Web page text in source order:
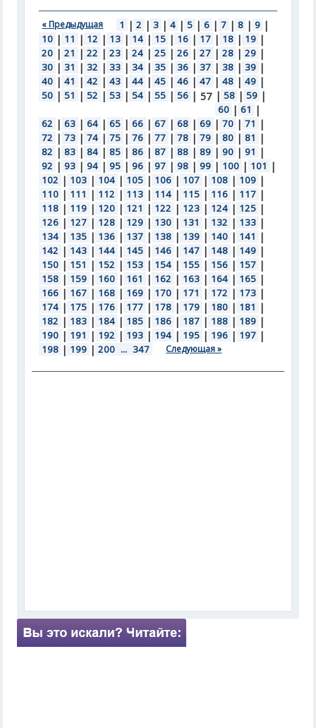
« Предыдущая 1 | 2 | 3 | 4 | 5 | 6 | 7 | 8 | 9 |
10 | 11 | 12 | 13 | 14 | 15 | 16 | 17 | 18 | 19 |
20 | 21 | 22 | 23 | 24 | 25 | 26 | 27 | 28 | 29 |
30 | 31 | 32 | 33 | 34 | 35 | 36 | 37 | 38 | 39 |
40 | 41 | 42 | 43 | 44 | 45 | 46 | 47 | 48 | 49 |
50 | 51 | 52 | 53 | 54 | 55 | 56 | 57 | 58 | 59 |
60 | 61 |
62 | 63 | 64 | 65 | 66 | 67 | 68 | 69 | 70 | 71 |
72 | 73 | 74 | 75 | 76 | 77 | 78 | 79 | 80 | 81 |
82 | 83 | 84 | 85 | 86 | 87 | 88 | 89 | 90 | 91 |
92 | 93 | 94 | 95 | 96 | 97 | 98 | 99 | 100 | 101 |
102 | 103 | 104 | 105 | 106 | 107 | 108 | 109 |
110 | 111 | 112 | 113 | 114 | 115 | 116 | 117 |
118 | 119 | 120 | 121 | 122 | 123 | 124 | 125 |
126 | 127 | 128 | 129 | 130 | 131 | 132 | 133 |
134 | 135 | 136 | 137 | 138 | 139 | 140 | 141 |
142 | 143 | 144 | 145 | 146 | 147 | 148 | 149 |
150 | 151 | 152 | 153 | 154 | 155 | 156 | 157 |
158 | 159 | 160 | 161 | 162 | 163 | 164 | 165 |
166 | 167 | 168 | 169 | 170 | 171 | 172 | 173 |
174 | 175 | 176 | 177 | 178 | 179 | 180 | 181 |
182 | 183 | 184 | 185 | 186 | 187 | 188 | 189 |
190 | 191 | 192 | 193 | 194 | 195 | 196 | 197 |
198 | 199 | 200 ... 347 Следующая »